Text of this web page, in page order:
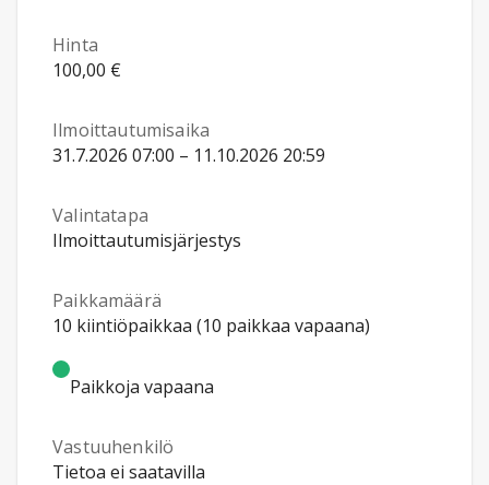
Hinta
100,00 €
Ilmoittautumisaika
31.7.2026 07:00 – 11.10.2026 20:59
Valintatapa
Ilmoittautumisjärjestys
Paikkamäärä
10 kiintiöpaikkaa (10 paikkaa vapaana)
Paikkoja vapaana
Vastuuhenkilö
Tietoa ei saatavilla